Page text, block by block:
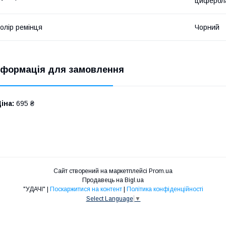
ремінця Чорний
для замовлення
695 ₴
Сайт створений на маркетплейсі Prom.ua
Продавець на Bigl.ua
"УДАЧІ" | Поскаржитися на контент | Політика конфіденційності
Select Language ▼